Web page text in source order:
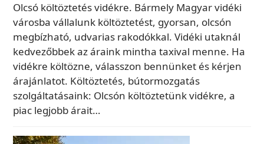
Olcsó költöztetés vidékre. Bármely Magyar vidéki
városba vállalunk költöztetést, gyorsan, olcsón
megbízható, udvarias rakodókkal. Vidéki utaknál
kedvezőbbek az áraink mintha taxival menne. Ha
vidékre költözne, válasszon bennünket és kérjen
árajánlatot. Költöztetés, bútormozgatás
szolgáltatásaink: Olcsón költöztetünk vidékre, a
piac legjobb árait…